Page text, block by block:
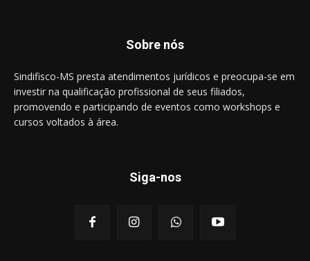
Sobre nós
Sindifisco-MS presta atendimentos jurídicos e preocupa-se em
investir na qualificação profissional de seus filiados,
promovendo e participando de eventos como workshops e
cursos voltados à área.
Siga-nos